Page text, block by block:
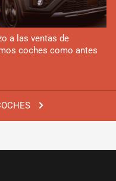
a las ventas de
coches como antes